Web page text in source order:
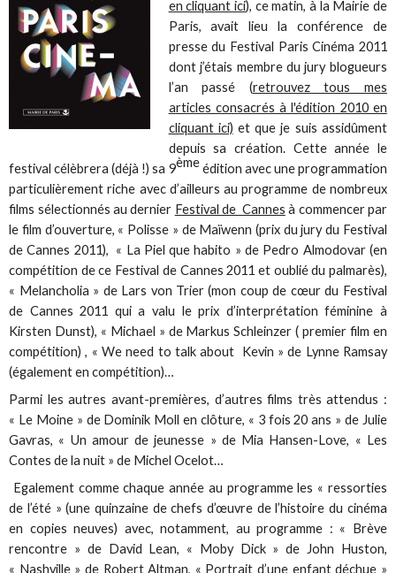
en cliquant ici), ce matin, à la Mairie de
Paris, avait lieu la conférence de
presse du Festival Paris Cinéma 2011
dont j’étais membre du jury blogueurs
l’an passé (retrouvez tous mes
articles consacrés à l'édition 2010 en
cliquant ici) et que je suis assidûment
depuis sa création. Cette année le
festival célèbrera (déjà !) sa 9èmeédition avec une programmation
particulièrement riche avec d’ailleurs au programme de nombreux
films sélectionnés au dernier Festival de Cannes à commencer par
le film d’ouverture, « Polisse » de Maïwenn (prix du jury du Festival
de Cannes 2011), « La Piel que habito » de Pedro Almodovar (en
compétition de ce Festival de Cannes 2011 et oublié du palmarès),
« Melancholia » de Lars von Trier (mon coup de cœur du Festival
de Cannes 2011 qui a valu le prix d’interprétation féminine à
Kirsten Dunst), « Michael » de Markus Schleinzer ( premier film en
compétition) , « We need to talk about Kevin » de Lynne Ramsay
(également en compétition)…
Parmi les autres avant-premières, d’autres films très attendus :
« Le Moine » de Dominik Moll en clôture, « 3 fois 20 ans » de Julie
Gavras, « Un amour de jeunesse » de Mia Hansen-Love, « Les
Contes de la nuit » de Michel Ocelot…
Egalement comme chaque année au programme les « ressorties
de l’été » (une quinzaine de chefs d’œuvre de l’histoire du cinéma
en copies neuves) avec, notamment, au programme : « Brève
rencontre » de David Lean, « Moby Dick » de John Huston,
« Nashville » de Robert Altman, « Portrait d’une enfant déchue »